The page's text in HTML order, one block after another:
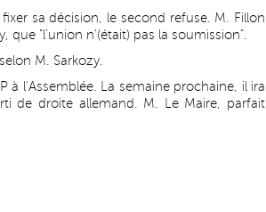
sa décision, le second refuse. M. Fillon
que "l'union n'(était) pas la soumission".
M. Sarkozy.
à l'Assemblée. La semaine prochaine, il ira
de droite allemand. M. Le Maire, parfait